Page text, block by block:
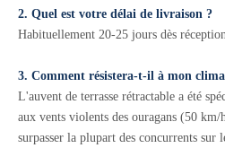
2. Quel est votre délai de livraison ?
Habituellement 20-25 jours dès
3. Comment résistera-t-il à mon
L'auvent de terrasse rétractable a été
aux vents violents des ouragans (50
surpasser la plupart des concurrents sur